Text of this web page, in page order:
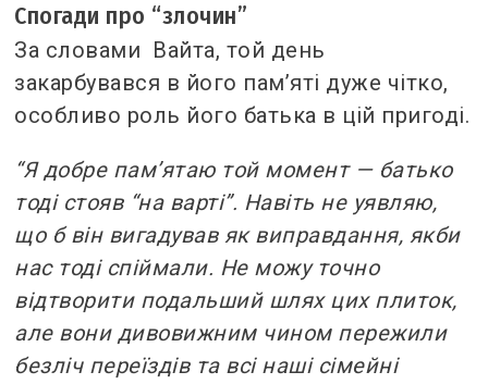
Спогади про “злочин”
За словами Вайта, той день
закарбувався в його пам’яті дуже чітко,
особливо роль його батька в цій пригоді.
“Я добре пам’ятаю той момент — батько
тоді стояв “на варті”. Навіть не уявляю,
що б він вигадував як виправдання, якби
нас тоді спіймали. Не можу точно
відтворити подальший шлях цих плиток,
але вони дивовижним чином пережили
безліч переїздів та всі наші сімейні